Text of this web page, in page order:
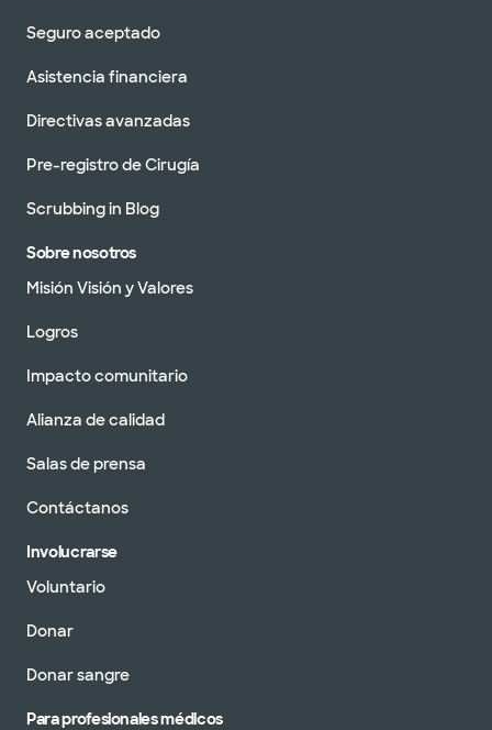
Seguro aceptado
Asistencia financiera
Directivas avanzadas
Pre-registro de Cirugía
Scrubbing in Blog
Sobre nosotros
Misión Visión y Valores
Logros
Impacto comunitario
Alianza de calidad
Salas de prensa
Contáctanos
Involucrarse
Voluntario
Donar
Donar sangre
Para profesionales médicos